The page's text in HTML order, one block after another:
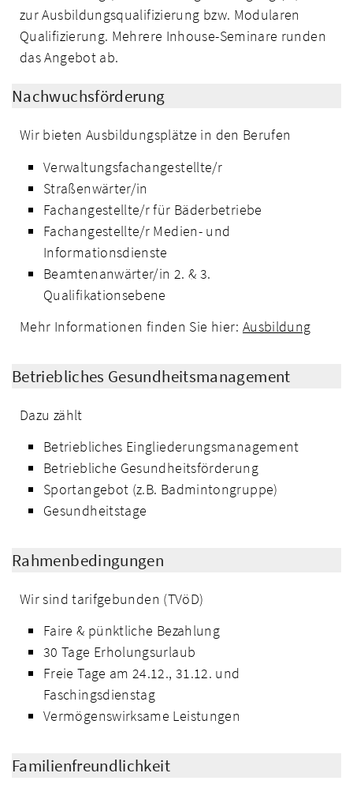
zur Ausbildungsqualifizierung bzw. Modularen
Qualifizierung. Mehrere Inhouse-Seminare runden
das Angebot ab.
Nachwuchsförderung
Wir bieten Ausbildungsplätze in den Berufen
Verwaltungsfachangestellte/r
Straßenwärter/in
Fachangestellte/r für Bäderbetriebe
Fachangestellte/r Medien- und
Informationsdienste
Beamtenanwärter/in 2. & 3.
Qualifikationsebene
Mehr Informationen finden Sie hier: Ausbildung
Betriebliches Gesundheitsmanagement
Dazu zählt
Betriebliches Eingliederungsmanagement
Betriebliche Gesundheitsförderung
Sportangebot (z.B. Badmintongruppe)
Gesundheitstage
Rahmenbedingungen
Wir sind tarifgebunden (TVöD)
Faire & pünktliche Bezahlung
30 Tage Erholungsurlaub
Freie Tage am 24.12., 31.12. und
Faschingsdienstag
Vermögenswirksame Leistungen
Familienfreundlichkeit